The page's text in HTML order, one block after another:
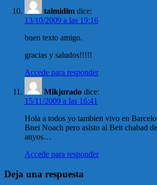
talmidim dice:
13/10/2009 a las 19:16
buen texto amigo.
gracias y saludos!!!!!
Accede para responder
Mikjurado dice:
15/11/2009 a las 16:41
Hola a todos yo tambien vivo en
Bnei Noach pero asisto al Beit chabad
anyos…
Accede para responder
Deja una respuesta